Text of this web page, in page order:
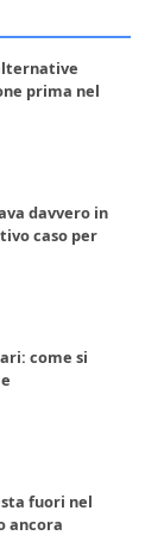
prima nel
davvero in
caso per
come si
fuori nel
ancora